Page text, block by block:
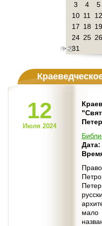
3
4 5
10 11 12
17 18 19
24 25 26
31
Краеведческое мероприятие
12
Июля 2024
Дата:
мало